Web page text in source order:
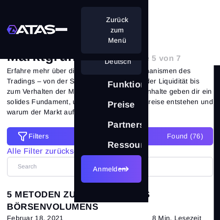
Funktionen
Preise
Partnerschaft
Ressourcen
Deutsch
Anmelden
Zurück
zum
Menü
Marktgrundlagen
Marktgrundlagen | Seite 5 von 7
Erfahre mehr über die grundlegenden Mechanismen des
Tradings – von der Struktur der Börse und der Liquidität bis
zum Verhalten der Marktteilnehmer. Diese Inhalte geben dir ein
solides Fundament, um zu verstehen, wie Preise entstehen und
warum der Markt auf Ereignisse reagiert.
Filters Found (76)
Alle Filter zurücksetzen
Filters
Alle Filter zurücksetzen
Kategorien
Alle Beiträge
5 METODEN ZUR ANALYSE DES
BÖRSENVOLUMENS
Februar 18, 2021 8 Min. Lesezeit